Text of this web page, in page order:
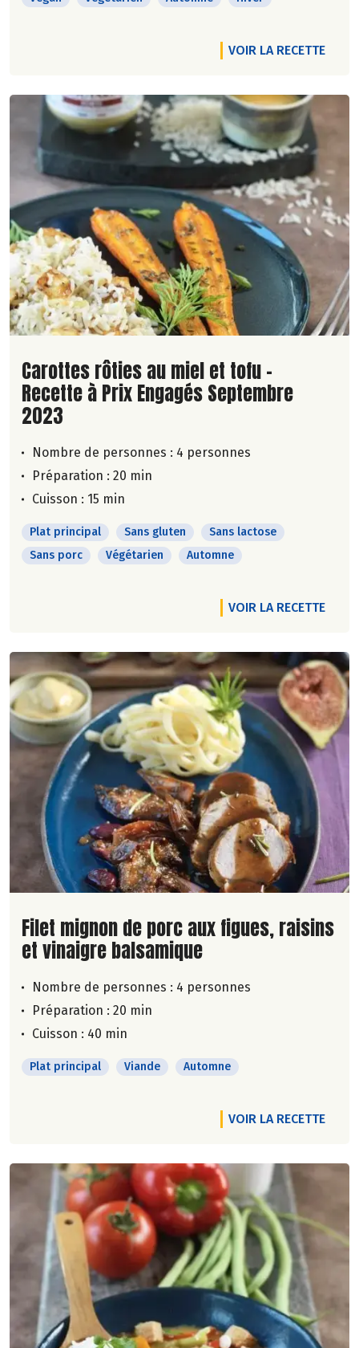
VOIR LA RECETTE
Lire la suite de la recette
Carottes rôties au miel et tofu -
Recette à Prix Engagés Septembre
2023
Nombre de personnes : 4 personnes
Préparation : 20 min
Cuisson : 15 min
Plat principal Sans gluten
Sans lactose
Sans porc
Végétarien Automne
VOIR LA RECETTE
Lire la suite de la recette
Filet mignon de porc aux figues, raisins
et vinaigre balsamique
Nombre de personnes : 4 personnes
Préparation : 20 min
Cuisson : 40 min
Plat principal Viande Automne
VOIR LA RECETTE